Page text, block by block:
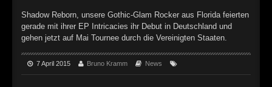
► Gevatter Tod
Oberer Totpunkt
►
Shadow Reborn, unsere Gothic-Glam Rocker aus Florida feierten
gerade mit ihrer EP Intricacies ihr Debut in Deutschland und
gehen jetzt auf Mai Tournee durch die Vereinigten Staaten.
7 April 2015 Bruno Kramm News